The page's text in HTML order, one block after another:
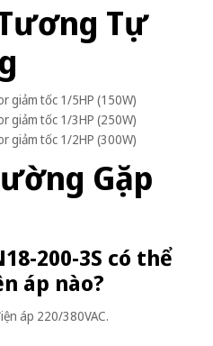
Tự
giảm tốc 1/5HP (150W)
giảm tốc 1/3HP (250W)
giảm tốc 1/2HP (300W)
Gặp
200-3S có thể
áp nào?
áp 220/380VAC.